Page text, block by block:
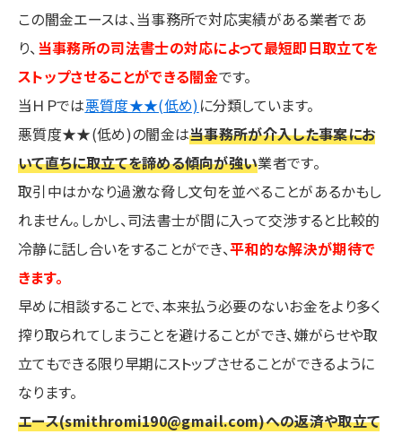
この闇金エースは、当事務所で対応実績がある業者であ
り、当事務所の司法書士の対応によって最短即日取立てを
ストップさせることができる闇金です。
当ＨＰでは悪質度★★(低め)に分類しています。
悪質度★★(低め)の闇金は当事務所が介入した事案にお
いて直ちに取立てを諦める傾向が強い業者です。
取引中はかなり過激な脅し文句を並べることがあるかもし
れません。しかし、司法書士が間に入って交渉すると比較的
冷静に話し合いをすることができ、平和的な解決が期待で
きます。
早めに相談することで、本来払う必要のないお金をより多く
搾り取られてしまうことを避けることができ、嫌がらせや取
立てもできる限り早期にストップさせることができるように
なります。
エース(smithromi190@gmail.com)への返済や取立て